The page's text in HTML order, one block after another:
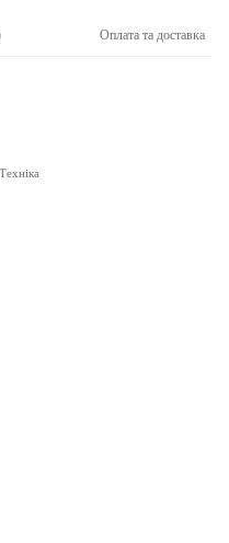
Оплата та доставка
Техніка